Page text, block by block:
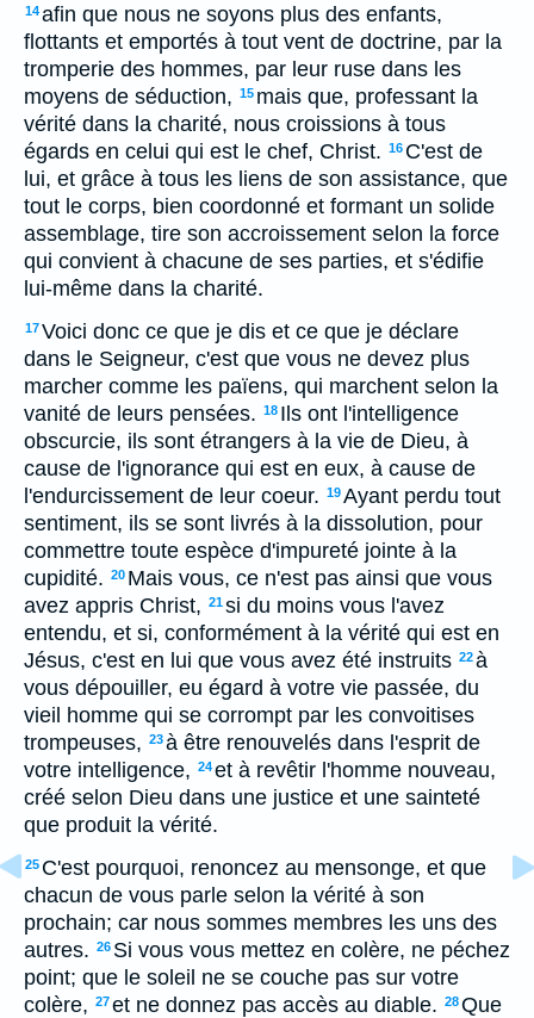
14afin que nous ne soyons plus des enfants,
flottants et emportés à tout vent de doctrine, par la
tromperie des hommes, par leur ruse dans les
moyens de séduction, 15 mais que, professant la
vérité dans la charité, nous croissions à tous
égards en celui qui est le chef, Christ. 16 C'est de
lui, et grâce à tous les liens de son assistance, que
tout le corps, bien coordonné et formant un solide
assemblage, tire son accroissement selon la force
qui convient à chacune de ses parties, et s'édifie
lui-même dans la charité.
17Voici donc ce que je dis et ce que je déclare
dans le Seigneur, c'est que vous ne devez plus
marcher comme les païens, qui marchent selon la
vanité de leurs pensées. 18 Ils ont l'intelligence
obscurcie, ils sont étrangers à la vie de Dieu, à
cause de l'ignorance qui est en eux, à cause de
l'endurcissement de leur coeur. 19Ayant perdu tout
sentiment, ils se sont livrés à la dissolution, pour
commettre toute espèce d'impureté jointe à la
cupidité. 20 Mais vous, ce n'est pas ainsi que vous
avez appris Christ, 21si du moins vous l'avez
entendu, et si, conformément à la vérité qui est en
Jésus, c'est en lui que vous avez été instruits 22à
vous dépouiller, eu égard à votre vie passée, du
vieil homme qui se corrompt par les convoitises
trompeuses, 23à être renouvelés dans l'esprit de
votre intelligence, 24et à revêtir l'homme nouveau,
créé selon Dieu dans une justice et une sainteté
que produit la vérité.
25 C'est pourquoi, renoncez au mensonge, et que
chacun de vous parle selon la vérité à son
prochain; car nous sommes membres les uns des
autres. 26 Si vous vous mettez en colère, ne péchez
point; que le soleil ne se couche pas sur votre
colère, 27et ne donnez pas accès au diable. 28Que